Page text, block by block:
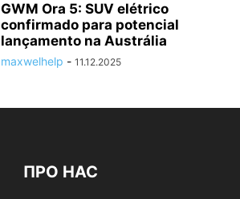
GWM Ora 5: SUV elétrico
confirmado para potencial
lançamento na Austrália
maxwelhelp - 11.12.2025
ПРО НАС